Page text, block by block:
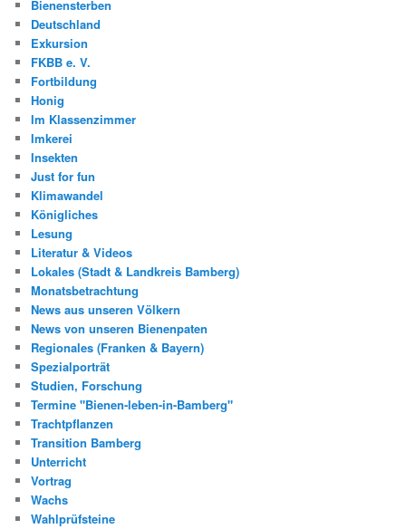
Bienensterben
Deutschland
Exkursion
FKBB e. V.
Fortbildung
Honig
Im Klassenzimmer
Imkerei
Insekten
Just for fun
Klimawandel
Königliches
Lesung
Literatur & Videos
Lokales (Stadt & Landkreis Bamberg)
Monatsbetrachtung
News aus unseren Völkern
News von unseren Bienenpaten
Regionales (Franken & Bayern)
Spezialporträt
Studien, Forschung
Termine "Bienen-leben-in-Bamberg"
Trachtpflanzen
Transition Bamberg
Unterricht
Vortrag
Wachs
Wahlprüfsteine